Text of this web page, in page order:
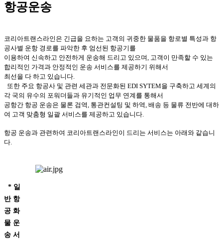
항공운송
코리아트랜스라인은 긴급을 요하는 고객의 귀중한 물품을 항로별 특성과 항
공사별 운항 경로를 파악한 후 엄선된 항공기를
이용하여 신속하고 안전하게 운송해 드리고 있으며, 고객이 만족할 수 있는
합리적인 가격과 안정적인 운송 서비스를 제공하기 위해서
최선을 다 하고 있습니다.
또한 주요 항공사 및 관련 세관과 전문화된 EDI SYTEM을 구축하고 세계의
각 국의 유수의 포워더들과 유기적인 업무 연계를 통해서
공항간 항공 운송은 물론 검역, 통관컨설팅 및 하역, 배송 등 물류 전반에 대하
여 고객 맞춤형 일괄 서비스를 제공하고 있습니다.
항공 운송과 관련하여 코리아트랜스라인이 드리는 서비스는 아래와 같습니
다.
* 일
반 항
공 화
물 운
송 서